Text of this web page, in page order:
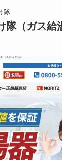
隊
隊（ガス給